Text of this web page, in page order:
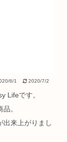
6/1 2020/7/2
Lifeです。
。
出来上がりまし